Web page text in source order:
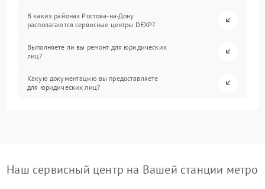
В каких районах Ростова-на-Дону
располагаются сервисные центры DEXP?
Выполняете ли вы ремонт для юридических
лиц?
Какую документацию вы предоставляете
для юридических лиц?
Наш сервисный центр на Вашей станции метро